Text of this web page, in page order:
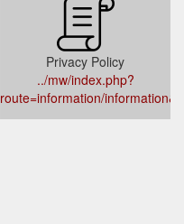
Privacy Policy
../mw/index.php?
route=information/